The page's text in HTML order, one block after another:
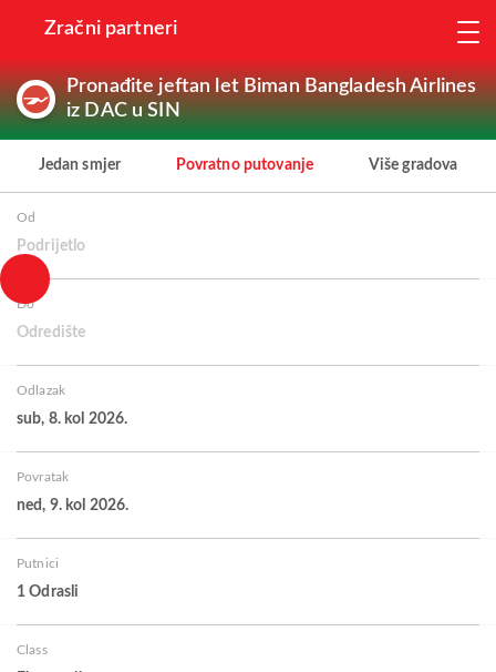
Zračni partneri
Pronađite jeftan let Biman Bangladesh Airlines
iz DAC u SIN
Jedan smjer Povratno putovanje Više gradova
Od
Podrijetlo
Do
Odredište
Odlazak
sub, 8. kol 2026.
Povratak
ned, 9. kol 2026.
Putnici
1 Odrasli
Class